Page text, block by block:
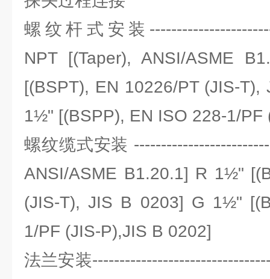
螺纹杆式安装
NPT [(Taper), ANSI/ASME
[(BSPT), EN 10226/PT (JIS-
1½" [(BSPP), EN ISO 228-1/
螺纹缆式安装
ANSI/ASME B1.20.1] R 1½"
(JIS-T), JIS B 0203] G 1½"
1/PF (JIS-P),JIS B 0202]
法兰安装